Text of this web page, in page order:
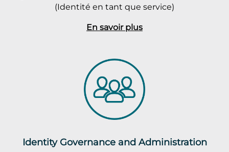
(Identité en tant que service)
En savoir plus
Identity Governance and Administration